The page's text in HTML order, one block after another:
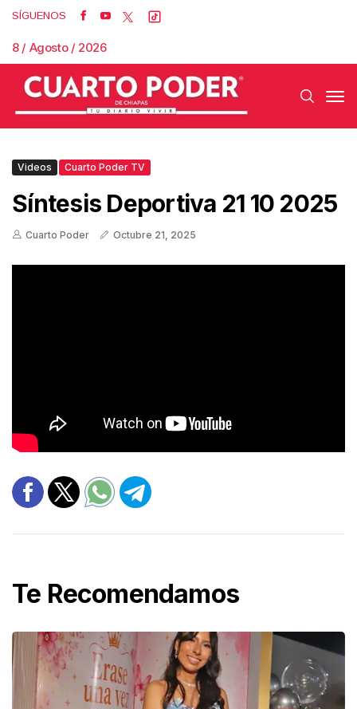
SÍGUENOS
8 / Agosto / 2026
Videos Cuarto Poder TV
Síntesis Deportiva 21 10 2025
Cuarto Poder Octubre 21, 2025
Te Recomendamos